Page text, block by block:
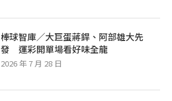
棒球智庫／大巨蛋蔣銲、阿部雄大先
發 運彩開單場看好味全龍
2026 年 7 月 28 日